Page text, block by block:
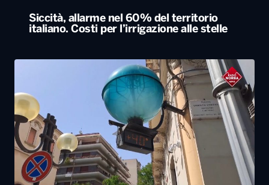
Siccità, allarme nel 60% del territorio
italiano. Costi per l’irrigazione alle stelle